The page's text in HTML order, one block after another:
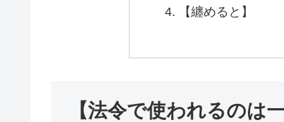
【纏めると】
【法令で使われるのは